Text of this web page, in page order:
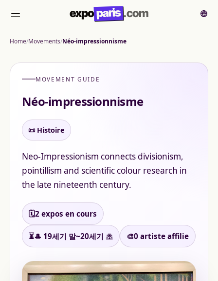
메뉴 expoparis.com
Home Movements Néo-impressionnisme
MOVEMENT GUIDE
Néo-impressionnisme
📜 Histoire
Neo-Impressionism connects divisionism,
pointillism and scientific colour research in
the late nineteenth century.
🗓️2 expos en cours
⏳🎩 19세기 말~20세기 초 🎨0 artiste affilie